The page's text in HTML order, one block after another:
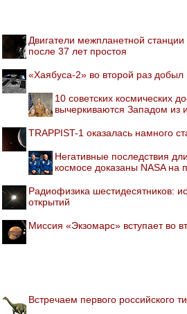
Двигатели межпланетной
после 37 лет простоя
«Хаябуса-2» во второй раз добыл
10 советских космических
вычеркиваются Западом из
TRAPPIST-1 оказалась намного
Негативные последствия
космосе доказаны NASA на
Радиофизика шестидесятников:
открытий
Миссия «Экзомарс» вступает во
Встречаем первого российского